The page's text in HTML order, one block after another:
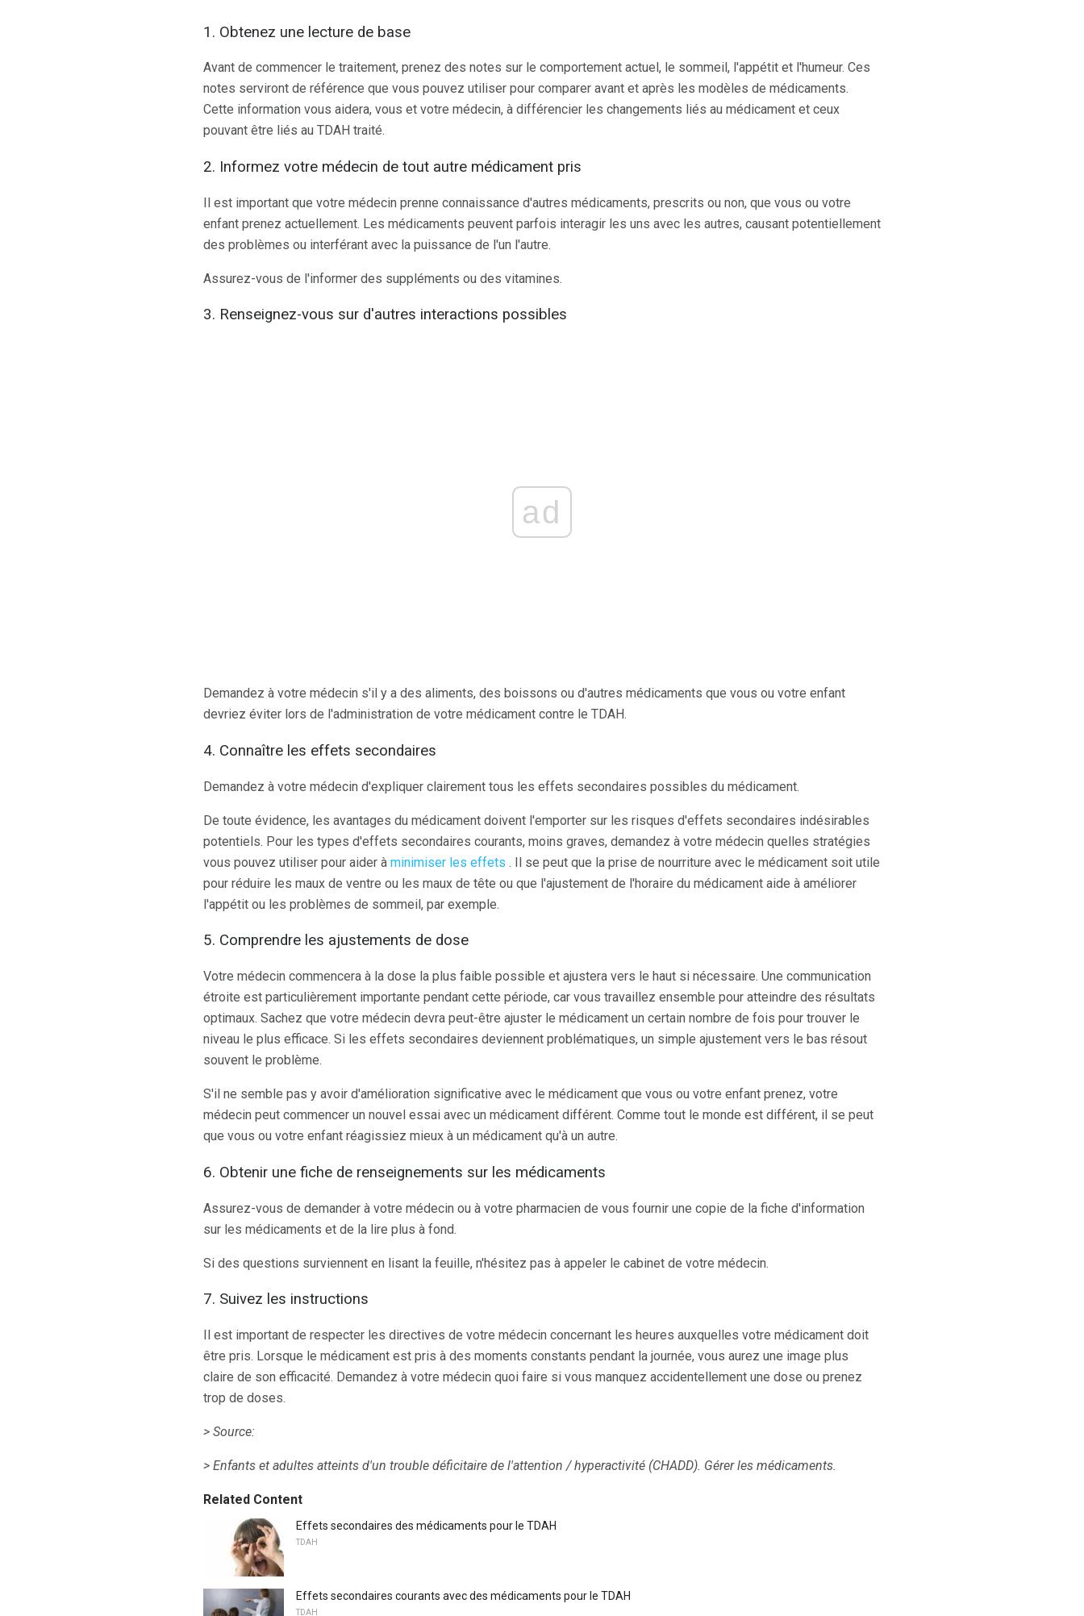
1. Obtenez une lecture de base
Avant de commencer le traitement, prenez des notes sur le comportement actuel, le sommeil, l'appétit et l'humeur. Ces
notes serviront de référence que vous pouvez utiliser pour comparer avant et après les modèles de médicaments.
Cette information vous aidera, vous et votre médecin, à différencier les changements liés au médicament et ceux
pouvant être liés au TDAH traité.
2. Informez votre médecin de tout autre médicament pris
Il est important que votre médecin prenne connaissance d'autres médicaments, prescrits ou non, que vous ou votre
enfant prenez actuellement. Les médicaments peuvent parfois interagir les uns avec les autres, causant potentiellement
des problèmes ou interférant avec la puissance de l'un l'autre.
Assurez-vous de l'informer des suppléments ou des vitamines.
3. Renseignez-vous sur d'autres interactions possibles
ad
Demandez à votre médecin s'il y a des aliments, des boissons ou d'autres médicaments que vous ou votre enfant
devriez éviter lors de l'administration de votre médicament contre le TDAH.
4. Connaître les effets secondaires
Demandez à votre médecin d'expliquer clairement tous les effets secondaires possibles du médicament.
De toute évidence, les avantages du médicament doivent l'emporter sur les risques d'effets secondaires indésirables
potentiels. Pour les types d'effets secondaires courants, moins graves, demandez à votre médecin quelles stratégies
vous pouvez utiliser pour aider à minimiser les effets . Il se peut que la prise de nourriture avec le médicament soit utile
pour réduire les maux de ventre ou les maux de tête ou que l'ajustement de l'horaire du médicament aide à améliorer
l'appétit ou les problèmes de sommeil, par exemple.
5. Comprendre les ajustements de dose
Votre médecin commencera à la dose la plus faible possible et ajustera vers le haut si nécessaire. Une communication
étroite est particulièrement importante pendant cette période, car vous travaillez ensemble pour atteindre des résultats
optimaux. Sachez que votre médecin devra peut-être ajuster le médicament un certain nombre de fois pour trouver le
niveau le plus efficace. Si les effets secondaires deviennent problématiques, un simple ajustement vers le bas résout
souvent le problème.
S'il ne semble pas y avoir d'amélioration significative avec le médicament que vous ou votre enfant prenez, votre
médecin peut commencer un nouvel essai avec un médicament différent. Comme tout le monde est différent, il se peut
que vous ou votre enfant réagissiez mieux à un médicament qu'à un autre.
6. Obtenir une fiche de renseignements sur les médicaments
Assurez-vous de demander à votre médecin ou à votre pharmacien de vous fournir une copie de la fiche d'information
sur les médicaments et de la lire plus à fond.
Si des questions surviennent en lisant la feuille, n'hésitez pas à appeler le cabinet de votre médecin.
7. Suivez les instructions
Il est important de respecter les directives de votre médecin concernant les heures auxquelles votre médicament doit
être pris. Lorsque le médicament est pris à des moments constants pendant la journée, vous aurez une image plus
claire de son efficacité. Demandez à votre médecin quoi faire si vous manquez accidentellement une dose ou prenez
trop de doses.
> Source:
> Enfants et adultes atteints d'un trouble déficitaire de l'attention / hyperactivité (CHADD). Gérer les médicaments.
Related Content
Effets secondaires des médicaments pour le TDAH
TDAH
Effets secondaires courants avec des médicaments pour le TDAH
TDAH